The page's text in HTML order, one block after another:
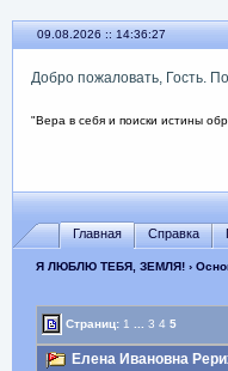
09.08.2026 :: 14:36:28
Добро пожаловать, Гость.
"Вера в себя и поиски истины
Главная Справка
Я ЛЮБЛЮ ТЕБЯ, ЗЕМЛЯ!›
Страниц: 1 3 4 5
Елена Ивановна